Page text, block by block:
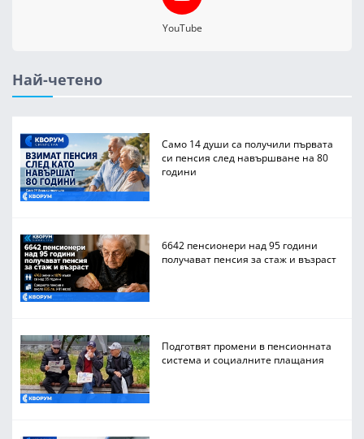
YouTube
Най-четено
Само 14 души са получили първата
си пенсия след навършване на 80
години
6642 пенсионери над 95 години
получават пенсия за стаж и възраст
Подготвят промени в пенсионната
система и социалните плащания